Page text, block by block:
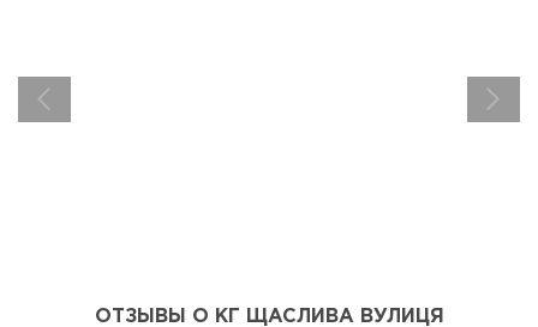
ОТЗЫВЫ О КГ ЩАСЛИВА ВУЛИЦЯ